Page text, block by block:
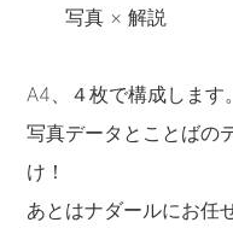
写真 × 解説
A4、４枚で構成します。
写真データとことばの
け！
あとはナダールにお任